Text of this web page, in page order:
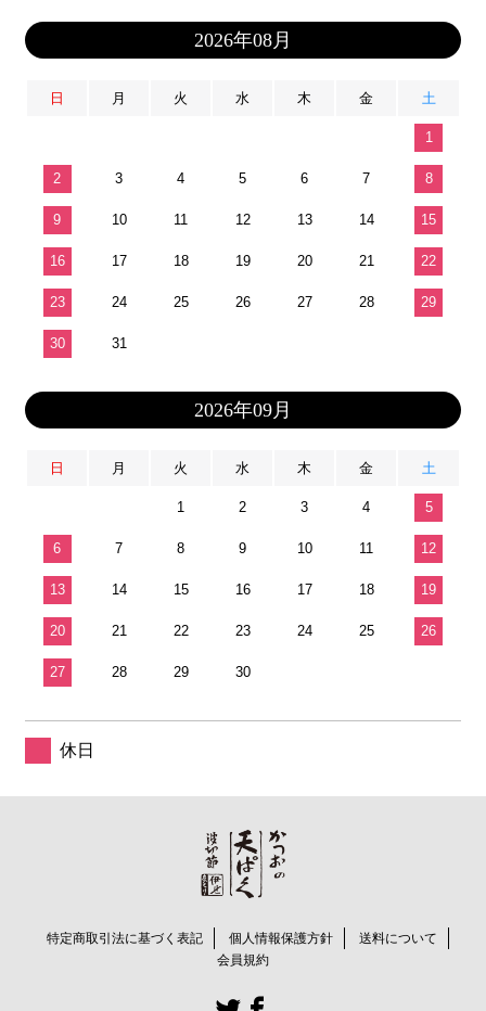
2026年08月
日 月 火 水 木 金 土
1
2 3 4 5 6 7 8
9 10 11 12 13 14 15
16 17 18 19 20 21 22
23 24 25 26 27 28 29
30 31
2026年09月
日 月 火 水 木 金 土
1 2 3 4 5
6 7 8 9 10 11 12
13 14 15 16 17 18 19
20 21 22 23 24 25 26
27 28 29 30
休日
特定商取引法に基づく表記 個人情報保護方針
送料について
会員規約